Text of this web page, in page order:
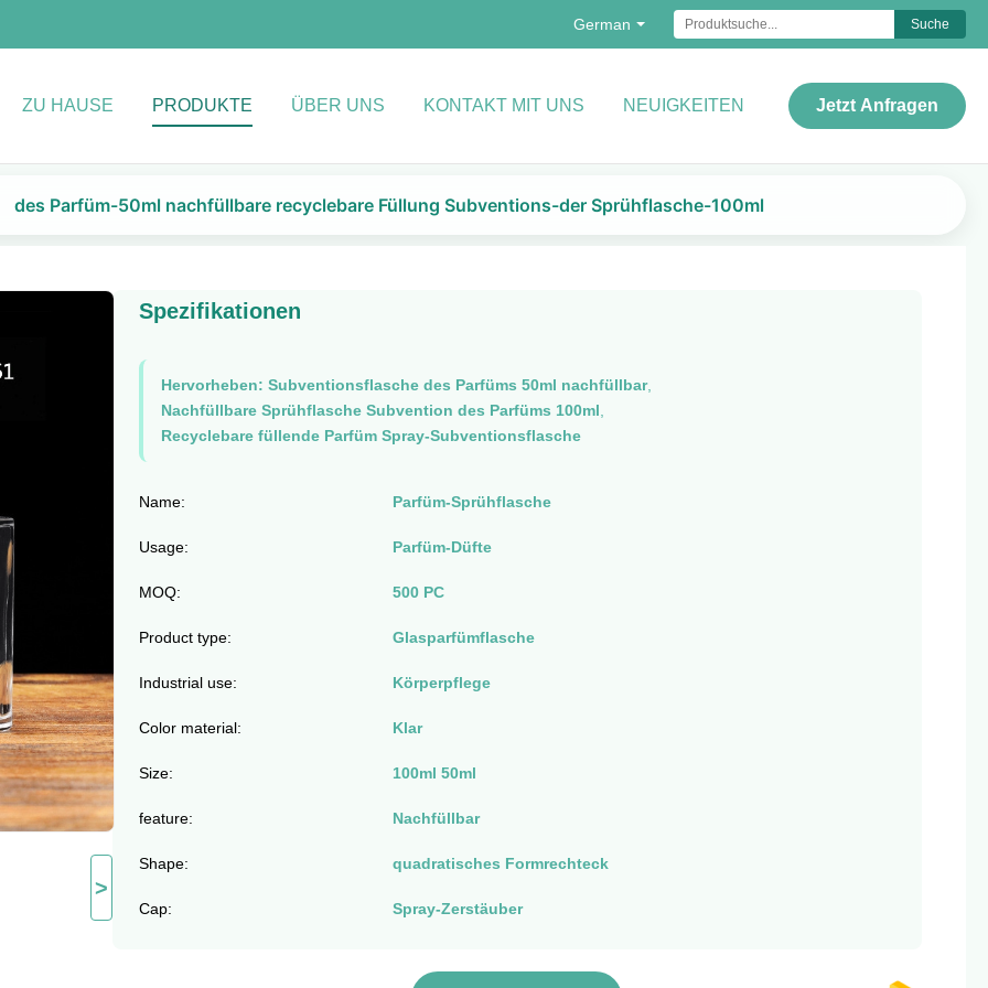
German Suche
ZU HAUSE PRODUKTE ÜBER UNS KONTAKT MIT UNS NEUIGKEITEN Jetzt Anfragen
des Parfüm-50ml nachfüllbare recyclebare Füllung Subventions-der Sprühflasche-100ml
>
Spezifikationen
Hervorheben: Subventionsflasche des Parfüms 50ml nachfüllbar,
Nachfüllbare Sprühflasche Subvention des Parfüms 100ml
Recyclebare füllende Parfüm Spray-Subventionsflasche
Name: Parfüm-Sprühflasche
Usage: Parfüm-Düfte
MOQ: 500 PC
Product type: Glasparfümflasche
Industrial use: Körperpflege
Color material: Klar
Size: 100ml 50ml
feature: Nachfüllbar
Shape: quadratisches Formrechteck
Cap: Spray-Zerstäuber